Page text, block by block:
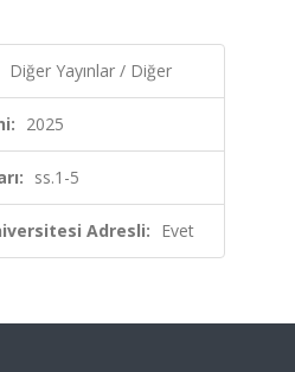
Diğer Yayınlar / Diğer
2025
ss.1-5
Adresli: Evet